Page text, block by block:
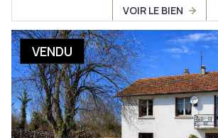
VOIR LE BIEN
VENDU